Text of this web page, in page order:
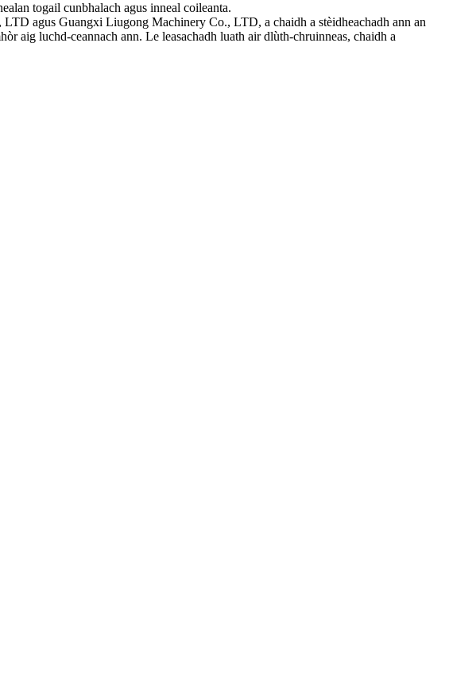
togail cunbhalach agus inneal coileanta.
agus Guangxi Liugong Machinery Co., LTD, a chaidh a stèidheachadh ann an
aig luchd-ceannach ann. Le leasachadh luath air dlùth-chruinneas, chaidh a